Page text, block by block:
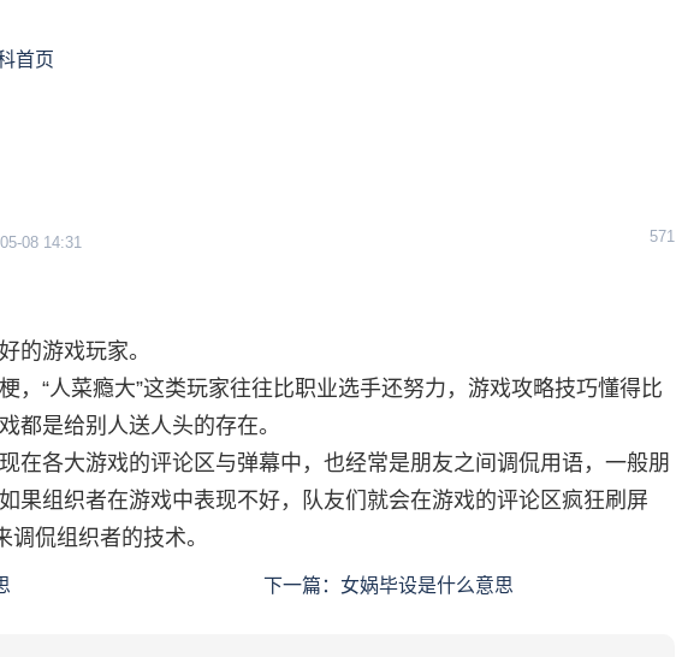
首页
08 14:31 571
的游戏玩家。
，“人菜瘾大”这类玩家往往比职业选手还努力，游戏攻略技巧懂得比
都是给别人送人头的存在。
在各大游戏的评论区与弹幕中，也经常是朋友之间调侃用语，一般朋
果组织者在游戏中表现不好，队友们就会在游戏的评论区疯狂刷屏
调侃组织者的技术。
下一篇： 女娲毕设是什么意思